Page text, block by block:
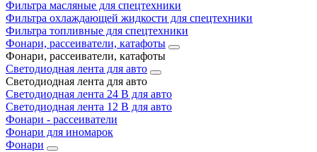
Фильтра масляные для спецтехники
Фильтра охлаждающей жидкости для спецтехники
Фильтра топливные для спецтехники
Фонари, рассеиватели, катафоты
Фонари, рассеиватели, катафоты
Светодиодная лента для авто
Светодиодная лента для авто
Светодиодная лента 24 В для авто
Светодиодная лента 12 В для авто
Фонари - рассеиватели
Фонари для иномарок
Фонари